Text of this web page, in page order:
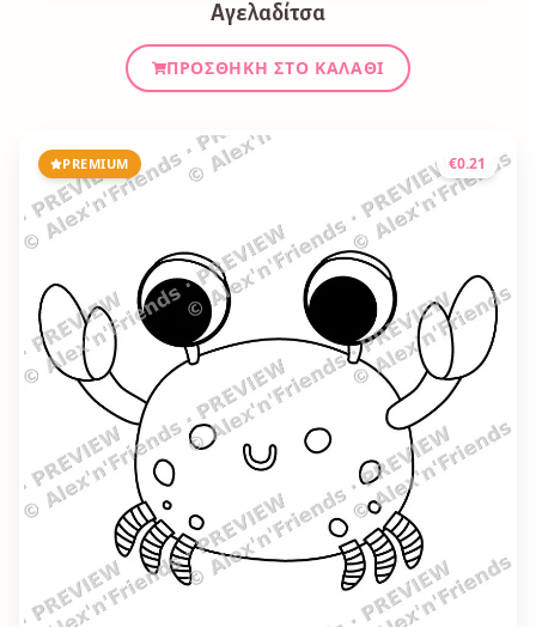
Αγελαδίτσα
ΠΡΟΣΘΉΚΗ ΣΤΟ ΚΑΛΆΘΙ
PREMIUM €0.21